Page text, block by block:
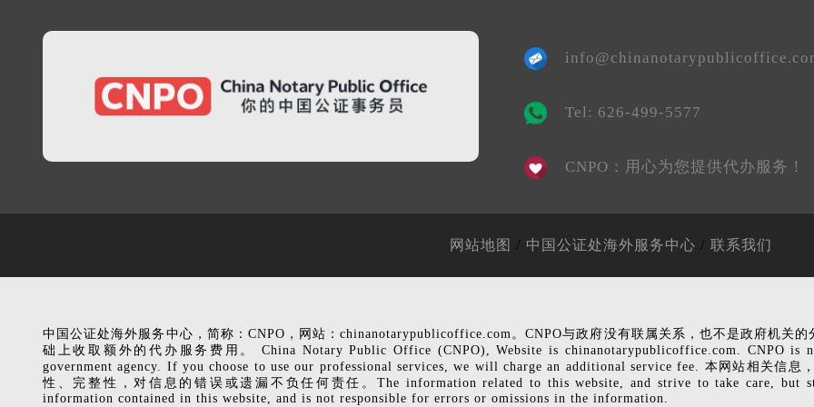
Tel: 626-499-5577
CNPO：用心为您提供代办服务！
网站地图 / 中国公证处海外服务中心 / 联系我们
中国公证处海外服务中心，简称：CNPO，网站：chinanotarypublicoffice.com。CNPO与政府没有联属关系，也不是政府机关
础上收取额外的代办服务费用。 China Notary Public Office (CNPO), Website is chinanotarypublicoffice.com. CNPO
government agency. If you choose to use our professional services, we will charge an additional service fee. 本网站相关信
性、完整性，对信息的错误或遗漏不负任何责任。The information related to this website, and strive to take care, but
information contained in this website, and is not responsible for errors or omissions in the information.